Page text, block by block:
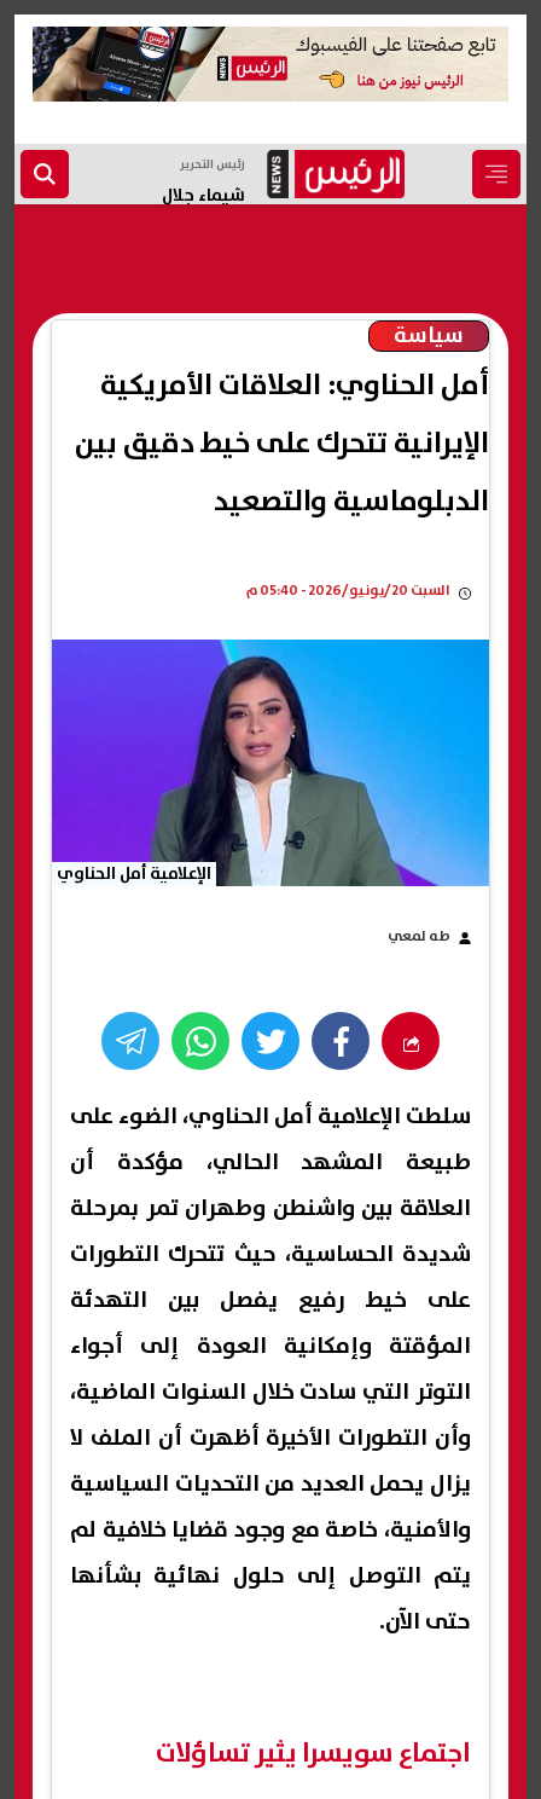
رئيس التحرير
شيماء جلال
سياسة
أمل الحناوي: العلاقات الأمريكية
الإيرانية تتحرك على خيط دقيق بين
الدبلوماسية والتصعيد
السبت 20/يونيو/2026 - 05:40 م
الإعلامية أمل الحناوي
طه لمعي
سلطت الإعلامية أمل الحناوي، الضوء على
طبيعة المشهد الحالي، مؤكدة أن
العلاقة بين واشنطن وطهران تمر بمرحلة
شديدة الحساسية، حيث تتحرك التطورات
على خيط رفيع يفصل بين التهدئة
المؤقتة وإمكانية العودة إلى أجواء
التوتر التي سادت خلال السنوات الماضية،
وأن التطورات الأخيرة أظهرت أن الملف لا
يزال يحمل العديد من التحديات السياسية
والأمنية، خاصة مع وجود قضايا خلافية لم
يتم التوصل إلى حلول نهائية بشأنها
حتى الآن.
اجتماع سويسرا يثير تساؤلات